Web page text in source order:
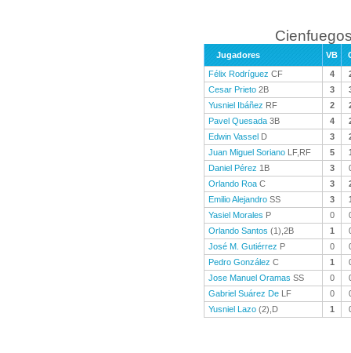
Jugadores VB
Félix Rodríguez CF 4
Cesar Prieto 2B 3
Yusniel Ibáñez RF 2
Pavel Quesada 3B 4
Edwin Vassel D 3
Juan Miguel Soriano LF,RF 5
Daniel Pérez 1B 3
Orlando Roa C 3
Emilio Alejandro SS 3
Yasiel Morales P 0
Orlando Santos (1),2B 1
José M. Gutiérrez P 0
Pedro González C 1
Jose Manuel Oramas SS 0
Gabriel Suárez De LF 0
Yusniel Lazo (2),D 1